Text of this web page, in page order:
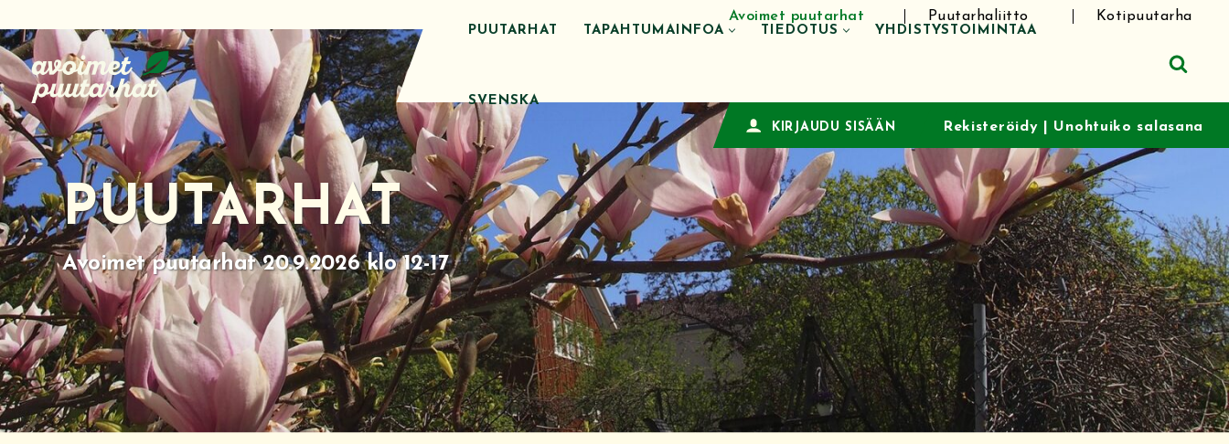
Siirry
suoraan
sisältöön
Avoimet puutarhat Puutarhaliitto Kotipuutarha
PUUTARHAT TAPAHTUMAINFOA TIEDOTUS YHDISTYSTOIMINTAA
SVENSKA
KIRJAUDU SISÄÄN
Rekisteröidy Unohtuiko salasana
PUUTARHAT
Avoimet puutarhat 20.9.2026 klo 12-17